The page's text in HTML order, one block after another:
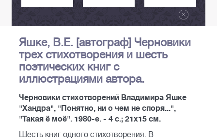
Яшке, В.Е. [автограф] Черновики
трех стихотворения и шесть
поэтических книг с
иллюстрациями автора.
Черновики стихотворений Владимира Яшке
"Хандра", "Понятно, ни о чем не споря...",
"Такая ё моё". 1980-е. - 4 с.; 21х15 см.
Шесть книг одного стихотворения. В